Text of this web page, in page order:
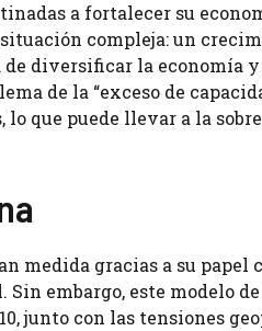
a fortalecer su
compleja: un
diversificar la economía
de la “exceso de
que puede llevar a la
medida gracias a su papel
embargo, este modelo
junto con las tensiones